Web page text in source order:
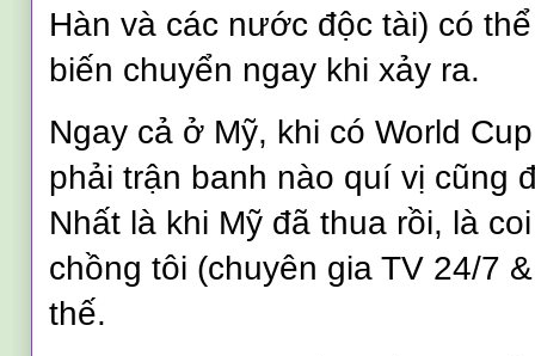
Hàn và các nước độc tài) có
biến chuyển ngay khi xảy ra.
Ngay cả ở Mỹ, khi có World
phải trận banh nào quí vị cũng
Nhất là khi Mỹ đã thua rồi, là
chồng tôi (chuyên gia TV 24/7
thế.